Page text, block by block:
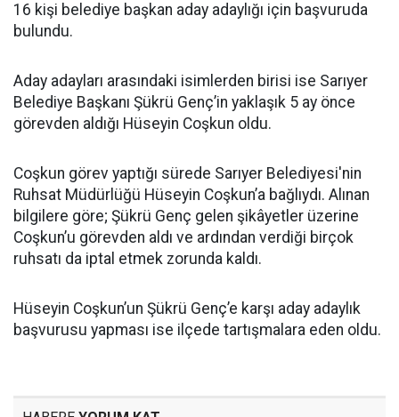
16 kişi belediye başkan aday adaylığı için başvuruda
bulundu.
Aday adayları arasındaki isimlerden birisi ise Sarıyer
Belediye Başkanı Şükrü Genç’in yaklaşık 5 ay önce
görevden aldığı Hüseyin Coşkun oldu.
Coşkun görev yaptığı sürede Sarıyer Belediyesi'nin
Ruhsat Müdürlüğü Hüseyin Coşkun’a bağlıydı. Alınan
bilgilere göre; Şükrü Genç gelen şikâyetler üzerine
Coşkun’u görevden aldı ve ardından verdiği birçok
ruhsatı da iptal etmek zorunda kaldı.
Hüseyin Coşkun’un Şükrü Genç’e karşı aday adaylık
başvurusu yapması ise ilçede tartışmalara eden oldu.